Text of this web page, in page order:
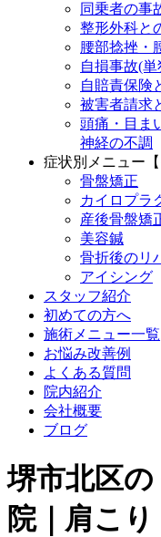
同乗者の事
整形外科と
腰部捻挫・
自損事故(
自賠責保険
被害者請求
頭痛・目ま
神経の不調
症状別メニュー【
骨盤矯正
カイロプラ
産後骨盤矯
美容鍼
骨折後のリ
アイシング
スタッフ紹介
初めての方へ
施術メニュー一覧
お悩み改善例
よくある質問
院内紹介
会社概要
ブログ
堺市北区
院｜肩こ